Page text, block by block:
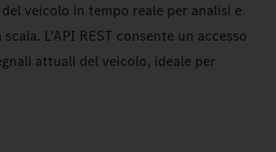
veicolo in tempo reale per analisi e
L'API REST consente un accesso
attuali del veicolo, ideale per